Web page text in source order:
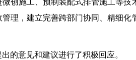
创施工、预制装配式排管施工等技
理，建立完善跨部门协同、精细化
的意见和建议进行了积极回应。